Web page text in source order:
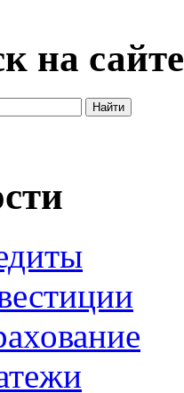
на сайте